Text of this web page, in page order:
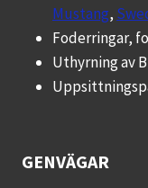
Mustang,
Foderringar,
Uthyrning av
GENVÄGAR